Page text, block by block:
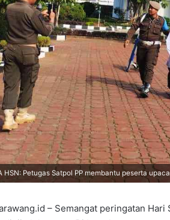
HSN: Petugas Satpol PP membantu peserta
– Semangat peringatan